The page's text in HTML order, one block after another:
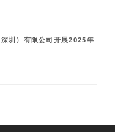
圳）有限公司开展2025年